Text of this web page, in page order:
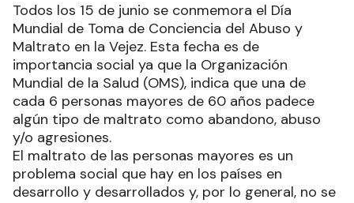
Todos los 15 de junio se conmemora el Día
Mundial de Toma de Conciencia del Abuso y
Maltrato en la Vejez. Esta fecha es de
importancia social ya que la Organización
Mundial de la Salud (OMS), indica que una de
cada 6 personas mayores de 60 años padece
algún tipo de maltrato como abandono, abuso
y/o agresiones.
El maltrato de las personas mayores es un
problema social que hay en los países en
desarrollo y desarrollados y, por lo general, no se